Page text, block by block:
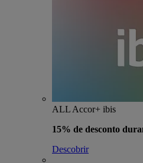
ALL Accor+ ibis
15% de desconto
Descobrir